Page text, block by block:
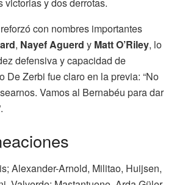
con nombres importantes
, Nayef Aguerd y Matt O’Riley, lo
defensiva y capacidad de
De Zerbi fue claro en la previa: “No
Vamos al Bernabéu para dar
Alexander-Arnold, Militao, Huijsen,